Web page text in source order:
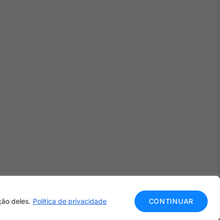
deles. Política de privacidade CONTINUAR